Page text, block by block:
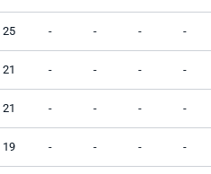
25 - - - -
21 - - - -
21 - - - -
19 - - - -